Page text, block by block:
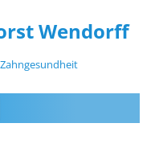
Wendorff
springen